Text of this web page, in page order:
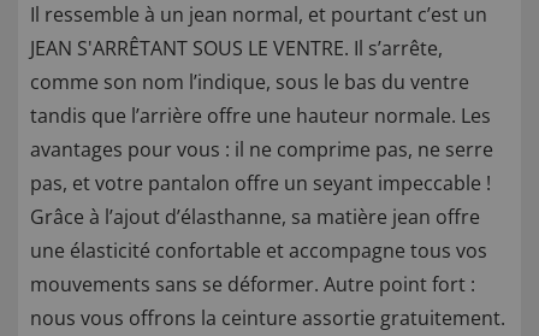
Il ressemble à un jean normal, et pourtant c’est un
JEAN S'ARRÊTANT SOUS LE VENTRE. Il s’arrête,
comme son nom l’indique, sous le bas du ventre
tandis que l’arrière offre une hauteur normale. Les
avantages pour vous : il ne comprime pas, ne serre
pas, et votre pantalon offre un seyant impeccable !
Grâce à l’ajout d’élasthanne, sa matière jean offre
une élasticité confortable et accompagne tous vos
mouvements sans se déformer. Autre point fort :
nous vous offrons la ceinture assortie gratuitement.